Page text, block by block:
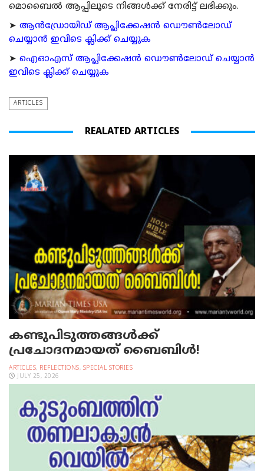
മൊബൈല്‍ ആപ്പിലൂടെ നിങ്ങള്‍ക്ക് നേരിട്ട് ലഭിക്കും.
➤ ആന്‍ഡ്രോയിഡ് ആപ്ലിക്കേഷന്‍ ഡൌണ്‍ലോഡ്
ചെയ്യാന്‍ ഇവിടെ ക്ലിക്ക് ചെയ്യുക
➤ ഐഓഎസ് ആപ്ലിക്കേഷന്‍ ഡൌണ്‍ലോഡ് ചെയ്യാന്‍
ഇവിടെ ക്ലിക്ക് ചെയ്യുക
ARTICLES
REALATED ARTICLES
കണ്ടുപിടുത്തങ്ങള്‍ക്ക്
പ്രചോദനമായത് ബൈബിള്‍!
ARTICLES, REFLECTIONS, SPECIAL STORIES
JULY 25, 2026